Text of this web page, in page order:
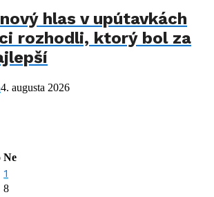
hlas v upútavkách
rozhodli, ktorý bol za
4. augusta 2026
Ne
1
8